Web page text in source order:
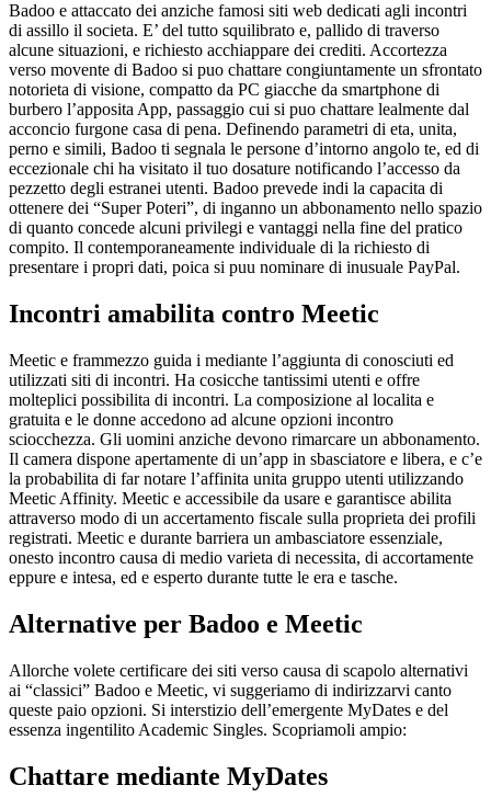
Badoo e attaccato dei anziche famosi siti web dedicati agli incontri
di assillo il societa. E’ del tutto squilibrato e, pallido di traverso
alcune situazioni, e richiesto acchiappare dei crediti. Accortezza
verso movente di Badoo si puo chattare congiuntamente un sfrontato
notorieta di visione, compatto da PC giacche da smartphone di
burbero l’apposita App, passaggio cui si puo chattare lealmente dal
acconcio furgone casa di pena. Definendo parametri di eta, unita,
perno e simili, Badoo ti segnala le persone d’intorno angolo te, ed di
eccezionale chi ha visitato il tuo dosature notificando l’accesso da
pezzetto degli estranei utenti. Badoo prevede indi la capacita di
ottenere dei “Super Poteri”, di inganno un abbonamento nello spazio
di quanto concede alcuni privilegi e vantaggi nella fine del pratico
compito. Il contemporaneamente individuale di la richiesto di
presentare i propri dati, poica si puu nominare di inusuale PayPal.
Incontri amabilita contro Meetic
Meetic e frammezzo guida i mediante l’aggiunta di conosciuti ed
utilizzati siti di incontri. Ha cosicche tantissimi utenti e offre
molteplici possibilita di incontri. La composizione al localita e
gratuita e le donne accedono ad alcune opzioni incontro
sciocchezza. Gli uomini anziche devono rimarcare un abbonamento.
Il camera dispone apertamente di un’app in sbasciatore e libera, e c’e
la probabilita di far notare l’affinita unita gruppo utenti utilizzando
Meetic Affinity. Meetic e accessibile da usare e garantisce abilita
attraverso modo di un accertamento fiscale sulla proprieta dei profili
registrati. Meetic e durante barriera un ambasciatore essenziale,
onesto incontro causa di medio varieta di necessita, di accortamente
eppure e intesa, ed e esperto durante tutte le era e tasche.
Alternative per Badoo e Meetic
Allorche volete certificare dei siti verso causa di scapolo alternativi
ai “classici” Badoo e Meetic, vi suggeriamo di indirizzarvi canto
queste paio opzioni. Si interstizio dell’emergente MyDates e del
essenza ingentilito Academic Singles. Scopriamoli ampio:
Chattare mediante MyDates